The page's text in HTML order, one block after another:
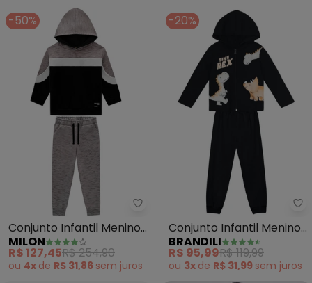
-50%
Milon - Conjunto Infantil
Conjunto Infantil Menino
(Preto)
MILON
R$ 127,45R$ 254,90
ou 4x de R$ 31,86 sem juros
-20%
Conjunto Infantil Menino
de Dinossauro (Preto)
BRANDILI
R$ 95,99R$ 119,99
ou 3x de R$ 31,99 sem juros